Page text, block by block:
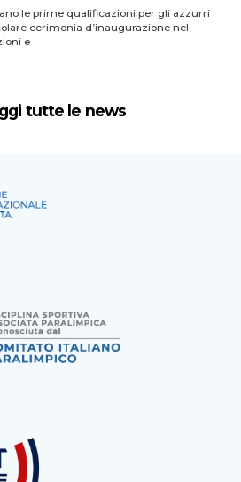
le prime qualificazioni per gli azzurri
cerimonia d’inaugurazione nel
e
tutte le news